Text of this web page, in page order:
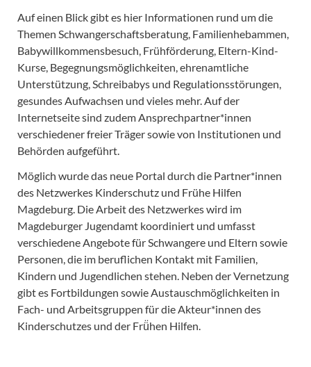
Auf einen Blick gibt es hier Informationen rund um die
Themen Schwangerschaftsberatung, Familienhebammen,
Babywillkommensbesuch, Frühförderung, Eltern-Kind-
Kurse, Begegnungsmöglichkeiten, ehrenamtliche
Unterstützung, Schreibabys und Regulationsstörungen,
gesundes Aufwachsen und vieles mehr. Auf der
Internetseite sind zudem Ansprechpartner*innen
verschiedener freier Träger sowie von Institutionen und
Behörden aufgeführt.
Möglich wurde das neue Portal durch die Partner*innen
des Netzwerkes Kinderschutz und Frühe Hilfen
Magdeburg. Die Arbeit des Netzwerkes wird im
Magdeburger Jugendamt koordiniert und umfasst
verschiedene Angebote für Schwangere und Eltern sowie
Personen, die im beruflichen Kontakt mit Familien,
Kindern und Jugendlichen stehen. Neben der Vernetzung
gibt es Fortbildungen sowie Austauschmöglichkeiten in
Fach- und Arbeitsgruppen für die Akteur*innen des
Kinderschutzes und der Frü̈hen Hilfen.